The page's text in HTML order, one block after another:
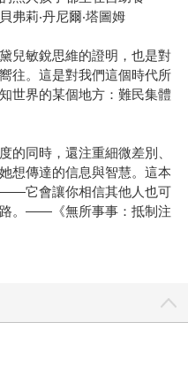
弗莉‧丹尼爾‧塔圖姆
兒敏銳思維的證明，也是對
往。這是對我們這個時代所
世界的某個地方：難民集體
的同時，還注重細微差別、
想傳達的信息與智慧。這本
它會讓你相信其他人也可
。——《無所事事：抵制注